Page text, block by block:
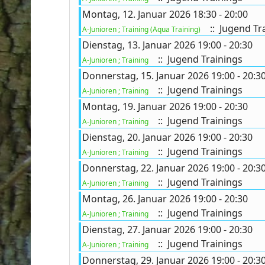
Montag, 12. Januar 2026 18:30 - 20:00
A-Junioren ; Training (Aqua Training)
:: Jugend
Dienstag, 13. Januar 2026 19:00 - 20:30
A-Junioren ; Training
:: Jugend Trainings
Donnerstag, 15. Januar 2026 19:00 -
A-Junioren ; Training
:: Jugend Trainings
Montag, 19. Januar 2026 19:00 - 20:30
A-Junioren ; Training
:: Jugend Trainings
Dienstag, 20. Januar 2026 19:00 - 20:30
A-Junioren ; Training
:: Jugend Trainings
Donnerstag, 22. Januar 2026 19:00 -
A-Junioren ; Training
:: Jugend Trainings
Montag, 26. Januar 2026 19:00 - 20:30
A-Junioren ; Training
:: Jugend Trainings
Dienstag, 27. Januar 2026 19:00 - 20:30
A-Junioren ; Training
:: Jugend Trainings
Donnerstag, 29. Januar 2026 19:00 -
anzeigen